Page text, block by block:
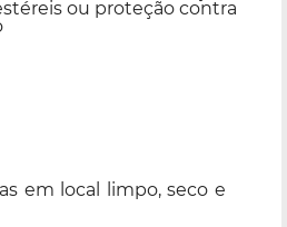
ou proteção contra
em local limpo, seco e